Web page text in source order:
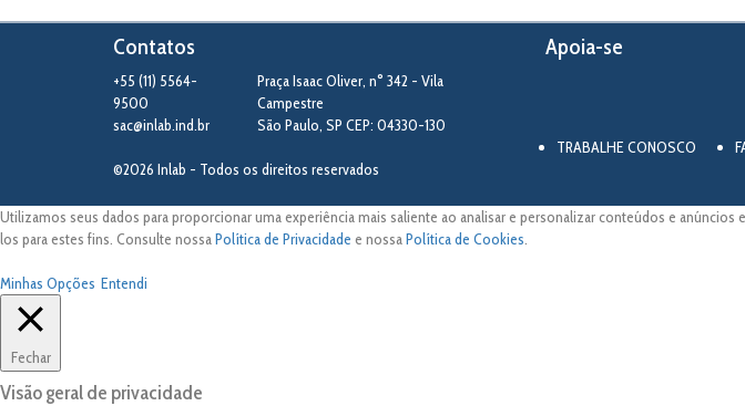
Contatos
+55 (11) 5564-
9500
sac@inlab.ind.br
Praça Isaac Oliver, n° 342 - Vila
Campestre
São Paulo, SP CEP: 04330-130
Apoia-se
TRABALHE CONOSCO
©2026 Inlab - Todos os direitos reservados
Utilizamos seus dados para proporcionar uma experiência mais saliente ao analisar e personalizar conteúdos e
los para estes fins. Consulte nossaPolítica de Privacidade e nossaPolítica de Cookies.
Minhas Opções Entendi
Fechar
Visão geral de privacidade